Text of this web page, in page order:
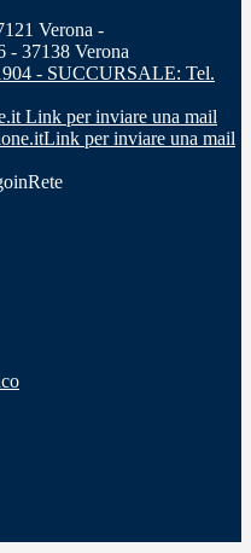
Verona -
- 37138 Verona
- SUCCURSALE: Tel.
Link per inviare una mail
Link per inviare una mail